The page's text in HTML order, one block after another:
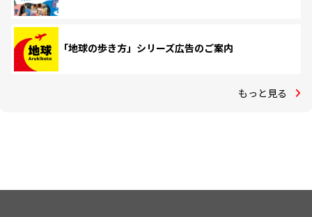
「地球の歩き方」シリーズ広告のご案内
もっと見る